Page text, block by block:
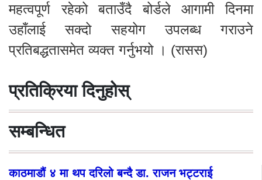
महत्वपूर्ण रहेको बताउँदै बोर्डले आगामी दिनमा
उहाँलाई सक्दो सहयोग उपलब्ध गराउने
प्रतिबद्धतासमेत व्यक्त गर्नुभयो । (रासस)
प्रतिक्रिया दिनुहोस्
सम्बन्धित
काठमाडौं ४ मा थप दरिलो बन्दै डा. राजन भट्टराई